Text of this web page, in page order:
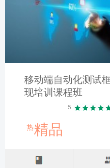
移动端自动化测试
现培训课程班
5
热精品